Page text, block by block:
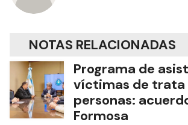
NOTAS RELACIONADAS
Programa de
víctimas de trata
personas:
Formosa